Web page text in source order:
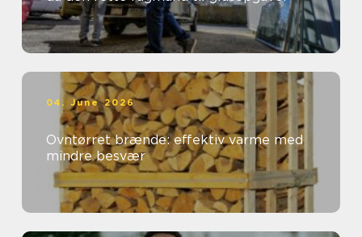
04. June 2026
Ovntørret brænde: effektiv varme med
mindre besvær